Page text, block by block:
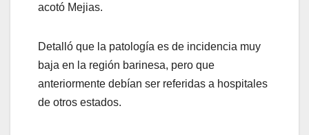
acotó Mejias.
Detalló que la patología es de incidencia muy
baja en la región barinesa, pero que
anteriormente debían ser referidas a hospitales
de otros estados.